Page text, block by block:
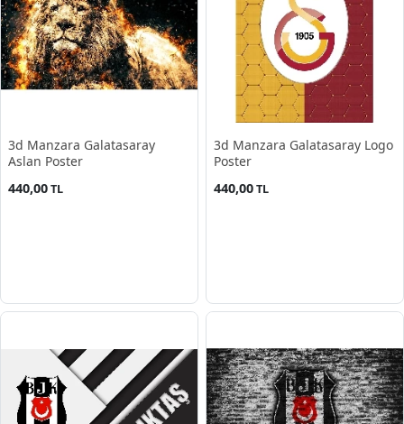
3d Manzara Galatasaray
Aslan Poster
440,00TL
3d Manzara Galatasaray Logo
Poster
440,00TL